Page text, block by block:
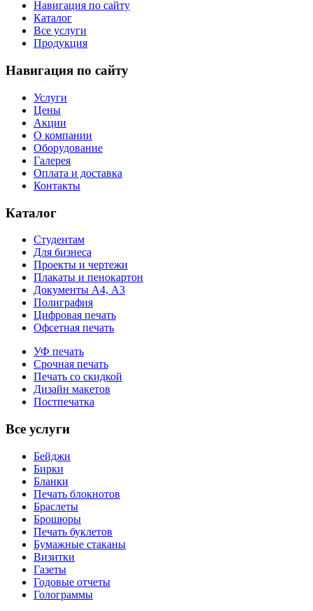
Навигация по сайту
Каталог
Все услуги
Продукция
Навигация по сайту
Услуги
Цены
Акции
О компании
Оборудование
Галерея
Оплата и доставка
Контакты
Каталог
Студентам
Для бизнеса
Проекты и чертежи
Плакаты и пенокартон
Документы А4, А3
Полиграфия
Цифровая печать
Офсетная печать
УФ печать
Срочная печать
Печать со скидкой
Дизайн макетов
Постпечатка
Все услуги
Бейджи
Бирки
Бланки
Печать блокнотов
Браслеты
Брошюры
Печать буклетов
Бумажные стаканы
Визитки
Газеты
Годовые отчеты
Голограммы